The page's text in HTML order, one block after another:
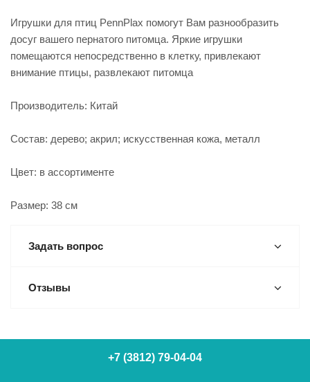
Игрушки для птиц PennPlax помогут Вам разнообразить
досуг вашего пернатого питомца. Яркие игрушки
помещаются непосредственно в клетку, привлекают
внимание птицы, развлекают питомца
Производитель: Китай
Состав: дерево; акрил; искусственная кожа, металл
Цвет: в ассортименте
Размер: 38 см
Задать вопрос
Отзывы
+7 (3812) 79-04-04